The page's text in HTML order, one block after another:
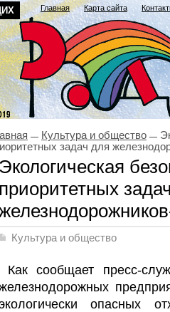
Главная Карта сайта
Культура и общество
задач для
Экологическая
приоритетных
Культура и общество
Как сообщает пресс-
опасных